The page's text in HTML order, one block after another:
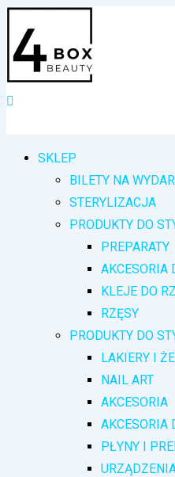
treści
SKLEP
BILETY NA
STERYLIZACJA
PRODUKTY DO
PREPARATY
AKCESORIA
KLEJE DO
RZĘSY
PRODUKTY DO
LAKIERY I
NAIL ART
AKCESORIA
AKCESORIA
PŁYNY I